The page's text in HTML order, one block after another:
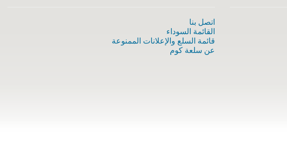
اتصل بنا
القائمة السوداء
قائمة السلع والإعلانات الممنوعة
عن سلعة كوم